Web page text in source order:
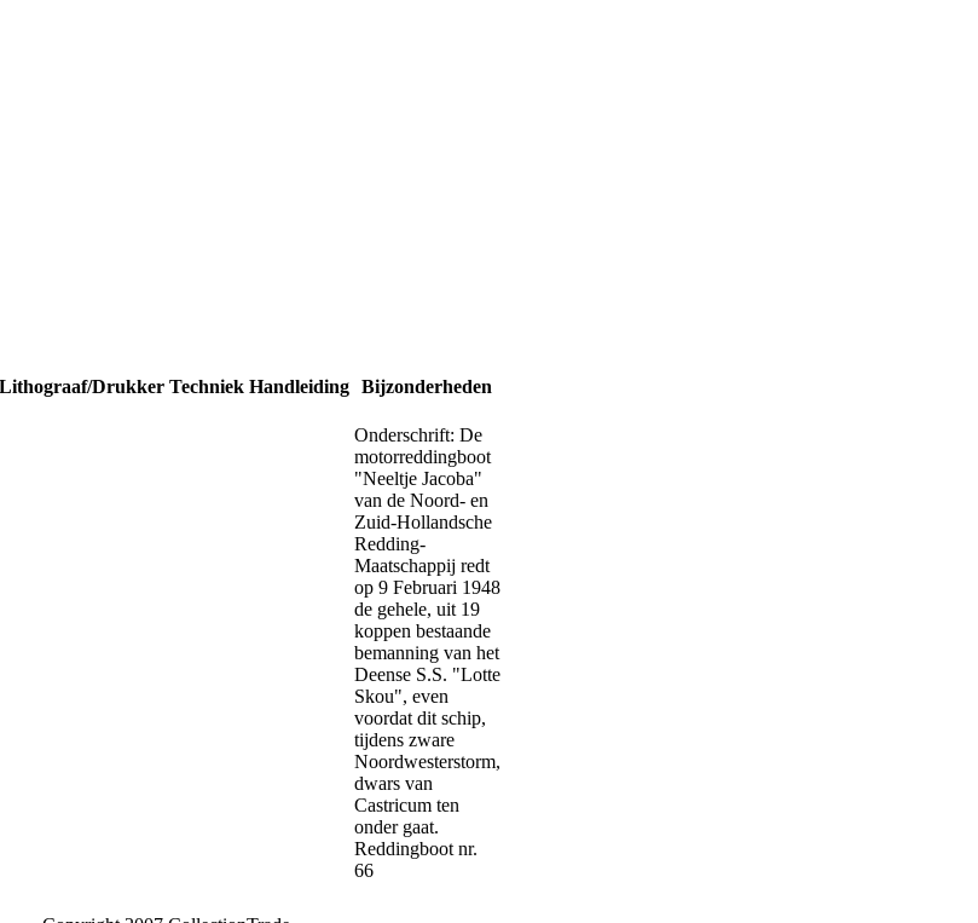
Lithograaf/Drukker Techniek Handleiding Bijzonderheden
Onderschrift: De
motorreddingboot
"Neeltje Jacoba"
van de Noord- en
Zuid-Hollandsche
Redding-
Maatschappij redt
op 9 Februari 1948
de gehele, uit 19
koppen bestaande
bemanning van het
Deense S.S. "Lotte
Skou", even
voordat dit schip,
tijdens zware
Noordwesterstorm,
dwars van
Castricum ten
onder gaat.
Reddingboot nr.
66